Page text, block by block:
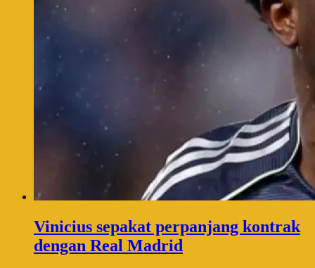
Vinicius sepakat perpanjang kontrak
dengan Real Madrid